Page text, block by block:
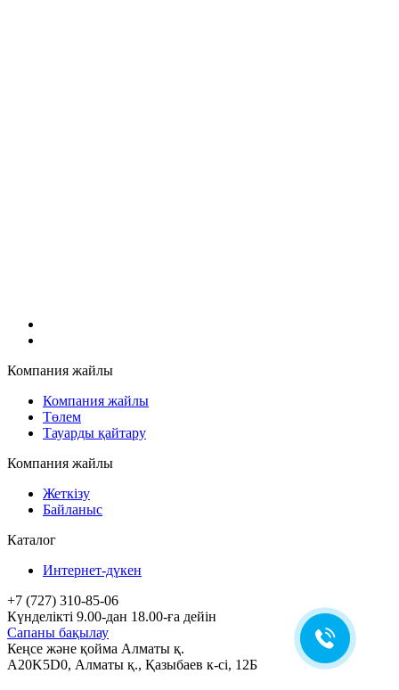
Компания жайлы
Компания жайлы
Төлем
Тауарды қайтару
Компания жайлы
Жеткізу
Байланыс
Каталог
Интернет-дүкен
+7 (727) 310-85-06
Күнделікті 9.00-дан 18.00-ға дейін
Сапаны бақылау
Кеңсе және қойма Алматы қ.
A20K5D0, Алматы қ., Қазыбаев к-сі, 12Б